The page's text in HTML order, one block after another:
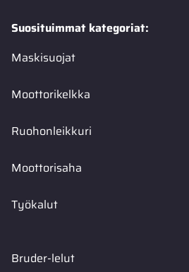
Suosituimmat kategoriat:
Maskisuojat
Moottorikelkka
Ruohonleikkuri
Moottorisaha
Työkalut
Bruder-lelut